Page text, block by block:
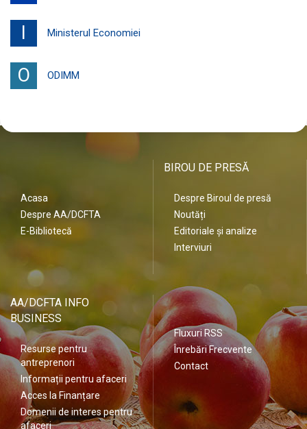
I Ministerul Economiei
O ODIMM
Acasa
Despre AA/DCFTA
E-Bibliotecă
BIROU DE PRESĂ
Despre Biroul de presă
Noutăți
Editoriale și analize
Interviuri
AA/DCFTA INFO
BUSINESS
Resurse pentru
antreprenori
Informații pentru afaceri
Acces la Finanțare
Domenii de interes pentru
afaceri
Fluxuri RSS
Înrebări Frecvente
Contact